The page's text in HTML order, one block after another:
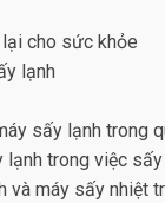
cho sức khỏe
lạnh
sấy lạnh trong
trong việc
và máy sấy nhiệt